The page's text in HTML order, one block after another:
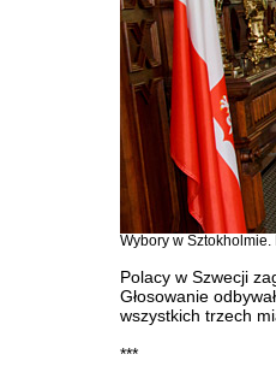
Wybory w Sztokholmie.
Polacy w Szwecji
Głosowanie
wszystkich trzech
***